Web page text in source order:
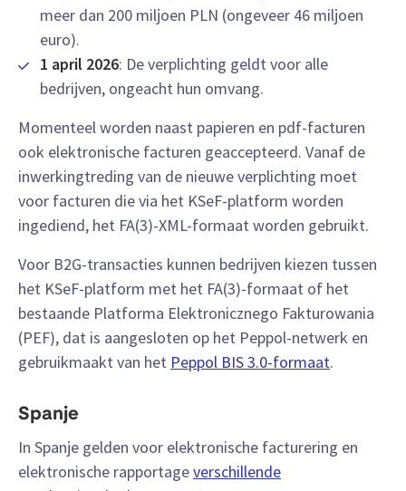
meer dan 200 miljoen PLN (ongeveer 46 miljoen
euro).
1 april 2026: De verplichting geldt voor alle
bedrijven, ongeacht hun omvang.
Momenteel worden naast papieren en pdf-facturen
ook elektronische facturen geaccepteerd. Vanaf de
inwerkingtreding van de nieuwe verplichting moet
voor facturen die via het KSeF-platform worden
ingediend, het FA(3)-XML-formaat worden gebruikt.
Voor B2G-transacties kunnen bedrijven kiezen tussen
het KSeF-platform met het FA(3)-formaat of het
bestaande Platforma Elektronicznego Fakturowania
(PEF), dat is aangesloten op het Peppol-netwerk en
gebruikmaakt van het Peppol BIS 3.0-formaat.
Spanje
In Spanje gelden voor elektronische facturering en
elektronische rapportageverschillende